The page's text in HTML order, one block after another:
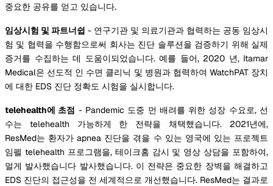
중요한 공유를 얻고 있습니다.
임상시험 및 파트너쉽 - 연구기관 및 의료기관과 협력하는 공동 임상시
험 및 협력을 수행함으로써 회사는 진단 솔루션을 검증하기 위해 실제
증거를 수집하는 데 도움이되었습니다. 예를 들어, 2020 년, Itamar
Medical은 선도적 인 수면 클리닉 및 병원과 협력하여 WatchPAT 장치
에 대한 EDS 진단 정확도 시험을 실시합니다.
telehealth에 초점 - Pandemic 도중 먼 배려를 위한 성장 수요로, 선
수는 telehealth 가능하게 한 전략을 채택했습니다. 2021년에,
ResMed는 환자가 apnea 진단을 겪을 수 있는 영국에 있는 프로젝트
임펠 telehealth 프로그램을, 테이크홈 감시 및 영상 상담을 포함하여,
멀게 발사했습니다 발사했습니다. 이 전략은 중요한 장벽을 해결하고
EDS 진단의 접근성을 전 세계적으로 개선했습니다. ResMed는 결과로